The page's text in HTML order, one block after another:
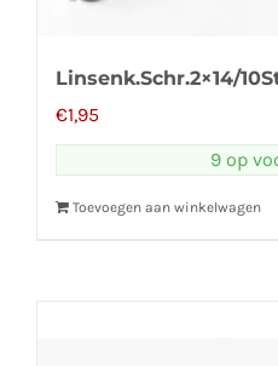
Linsenk.Schr.2×14/
€1,95
9 op
Toevoegen aan winkelwagen